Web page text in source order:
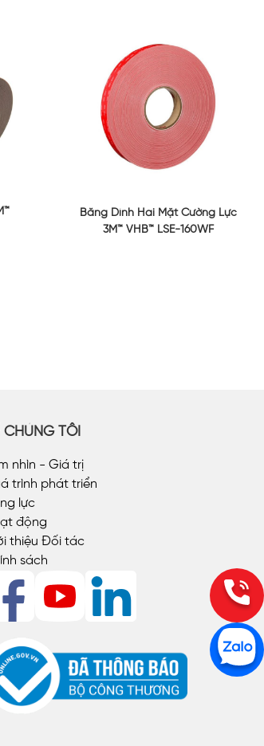
Băng Dính Hai Mặt Cường Lực
3M™ VHB™ LSE-160WF
CHÚNG TÔI
nhìn - Giá trị
trình phát triển
lực
động
thiệu Đối tác
sách